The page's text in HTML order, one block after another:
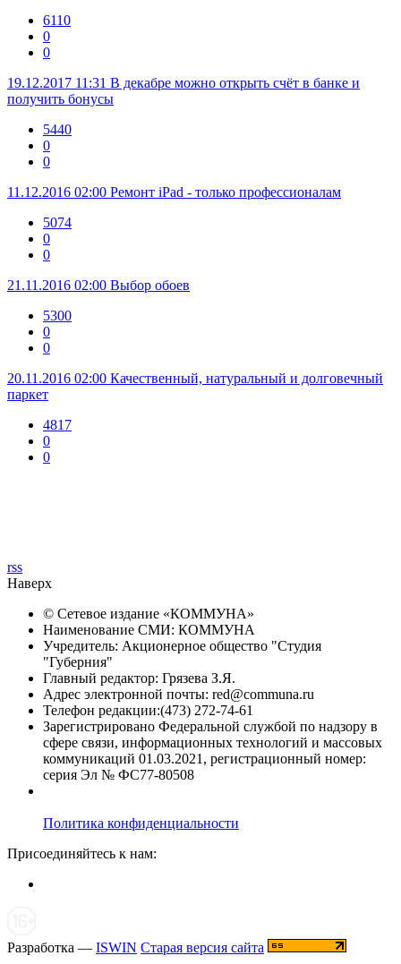
6110
0
0
19.12.2017 11:31 В декабре можно открыть счёт в банке и
получить бонусы
5440
0
0
11.12.2016 02:00 Ремонт iPad - только профессионалам
5074
0
0
21.11.2016 02:00 Выбор обоев
5300
0
0
20.11.2016 02:00 Качественный, натуральный и долговечный
паркет
4817
0
0
rss
Наверх
© Сетевое издание «КОММУНА»
Наименование СМИ: КОММУНА
Учредитель: Акционерное общество "Студия
"Губерния"
Главный редактор: Грязева З.Я.
Адрес электронной почты: red@communa.ru
Телефон редакции:(473) 272-74-61
Зарегистрировано Федеральной службой по надзору в
сфере связи, информационных технологий и массовых
коммуникаций 01.03.2021, регистрационный номер:
серия Эл № ФС77-80508
Политика конфиденциальности
Присоединяйтесь к нам:
Разработка — ISWIN Старая версия сайта